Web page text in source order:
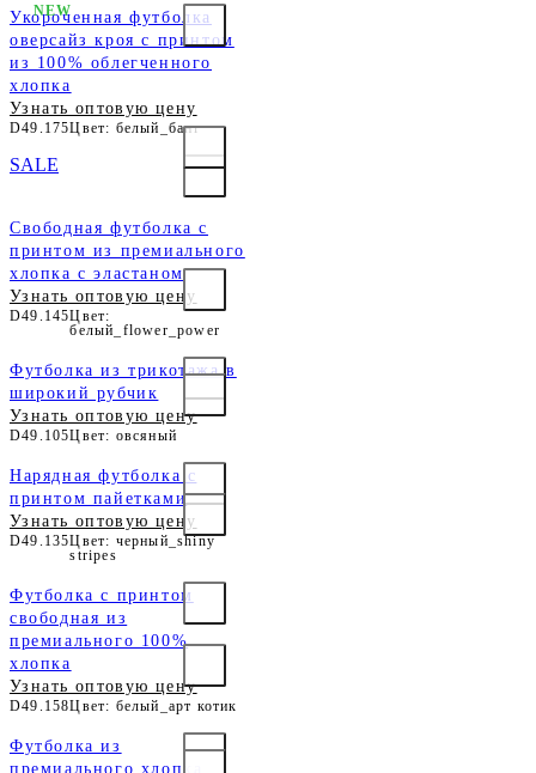
Укороченная футболка
оверсайз кроя с принтом
из 100% облегченного
хлопка
Узнать оптовую цену
D49.175Цвет: белый_бант
NEW
Свободная футболка с
принтом из премиального
хлопка с эластаном
Узнать оптовую цену
D49.145Цвет:
белый_flower_power
SALE
Футболка из трикотажа в
широкий рубчик
Узнать оптовую цену
D49.105Цвет: овсяный
Нарядная футболка с
принтом пайетками
Узнать оптовую цену
D49.135Цвет: черный_shiny
stripes
Футболка с принтом
свободная из
премиального 100%
хлопка
Узнать оптовую цену
D49.158Цвет: белый_арт котик
Футболка из
премиального хлопка